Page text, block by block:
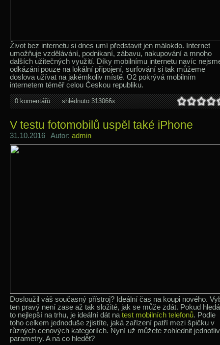
Život bez internetu si dnes umí představit jen málokdo. Internet
umožňuje vzdělávání, podnikaní, zábavu, nakupování a mnoho
dalších užitečných využití. Díky mobilnímu internetu navíc
odkázáni pouze na lokální připojení, surfování si tak můžeme
doslova užívat na jakémkoliv místě. O2 pokrývá mobilním
internetem téměř celou Českou republiku.
0 komentářů shlédnuto 313066x
V testu fotomobilů uspěl také iPhone
31.10.2016 Autor: admin
Dosloužil váš současný přístroj? Ideální čas na koupi nového.
ten pravý není zase až tak složité, jak se může zdát. Pokud
to nejlepší na trhu, je ideální dát na test mobilních telefonů. Podle
toho celkem jednoduše zjistíte, jaká zařízení patří mezi špičku v
různých cenových kategoriích. Nyní už můžete zohlednit
parametry. A na co hledět?